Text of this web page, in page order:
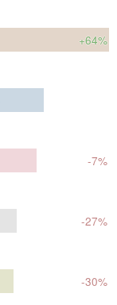
+64%
-7%
-27%
-30%